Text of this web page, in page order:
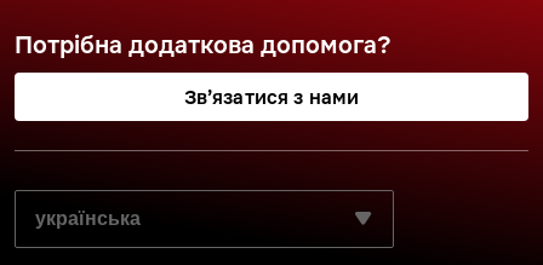
Потрібна додаткова допомога?
Зв’язатися з нами
ВИБЕРІТЬ БАЖАНУ МОВУ: